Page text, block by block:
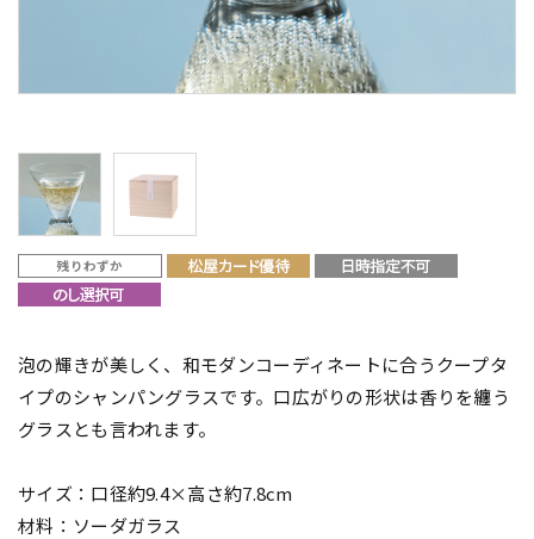
残りわずか
泡の輝きが美しく、和モダンコーディネートに合うクープタ
イプのシャンパングラスです。口広がりの形状は香りを纏う
グラスとも言われます。
サイズ：口径約9.4×高さ約7.8cm
材料：ソーダガラス